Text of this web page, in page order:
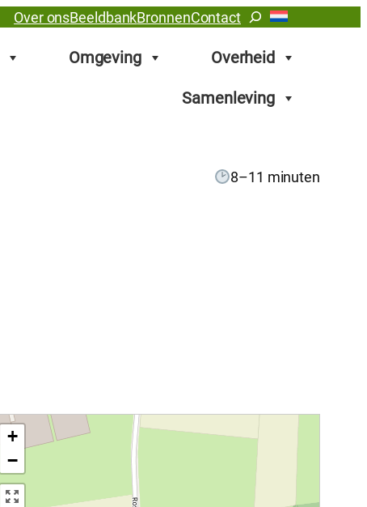
Over onsBeeldbankBronnenContactZoeken
Omgeving Overheid
Samenleving
8–11 minuten
+
−